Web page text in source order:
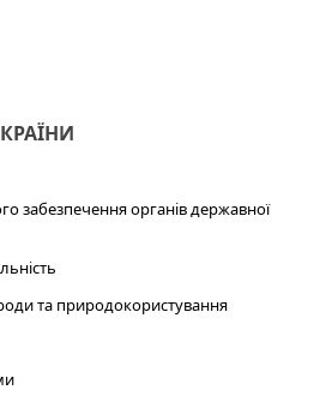
забезпечення органів державної
та природокористування